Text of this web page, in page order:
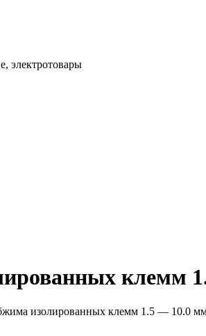
электротовары
изолированных клемм 1.5 — 10.0